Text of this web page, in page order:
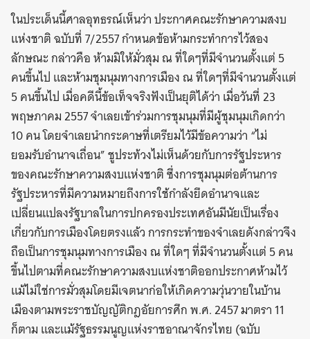
ในประเด็นนี้ศาลอุทธรณ์เห็นว่า ประกาศคณะรักษาความสงบ
แห่งชาติ ฉบับที่ 7/2557 กำหนดข้อห้ามกระทำการไว้สอง
ลักษณะ กล่าวคือ ห้ามมิให้มั่วสุม ณ ที่ใดๆที่มีจำนวนตั้งแต่ 5
คนขึ้นไป และห้ามชุมนุมทางการเมือง ณ ที่ใดๆที่มีจำนวนตั้งแต่
5 คนขึ้นไป เมื่อคดีนี้ข้อเท็จจริงฟังเป็นยุติได้ว่า เมื่อวันที่ 23
พฤษภาคม 2557 จำเลยเข้าร่วมการชุมนุมที่มีผู้ชุมนุมเกิดกว่า
10 คน โดยจำเลยนำกระดาษที่เตรียมไว้มีข้อความว่า “ไม่
ยอมรับอำนาจเถื่อน” ชูประท้วงไม่เห็นด้วยกับการรัฐประหาร
ของคณะรักษาความสงบแห่งชาติ ซึ่งการชุมนุมต่อต้านการ
รัฐประหารที่มีความหมายถึงการใช้กำลังยึดอำนาจและ
เปลี่ยนแปลงรัฐบาลในการปกครองประเทศอันมีนัยเป็นเรื่อง
เกี่ยวกับการเมืองโดยตรงแล้ว การกระทำของจำเลยดังกล่าวจึง
ถือเป็นการชุมนุมทางการเมือง ณ ที่ใดๆ ที่มีจำนวนตั้งแต่ 5 คน
ขึ้นไปตามที่คณะรักษาความสงบแห่งชาติออกประกาศห้ามไว้
แม้ไม่ใช่การมั่วสุมโดยมีเจตนาก่อให้เกิดความวุ่นวายในบ้าน
เมืองตามพระราชบัญญัติกฎอัยการศึก พ.ศ. 2457 มาตรา 11
ก็ตาม และแม้รัฐธรรมนูญแห่งราชอาณาจักรไทย (ฉบับ